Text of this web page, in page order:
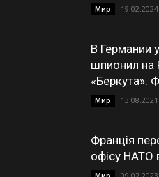
Мир 19.02.2024
В Германии
шпионил на
«Беркута».
Мир 13.08.2021
Франція
офісу НАТО